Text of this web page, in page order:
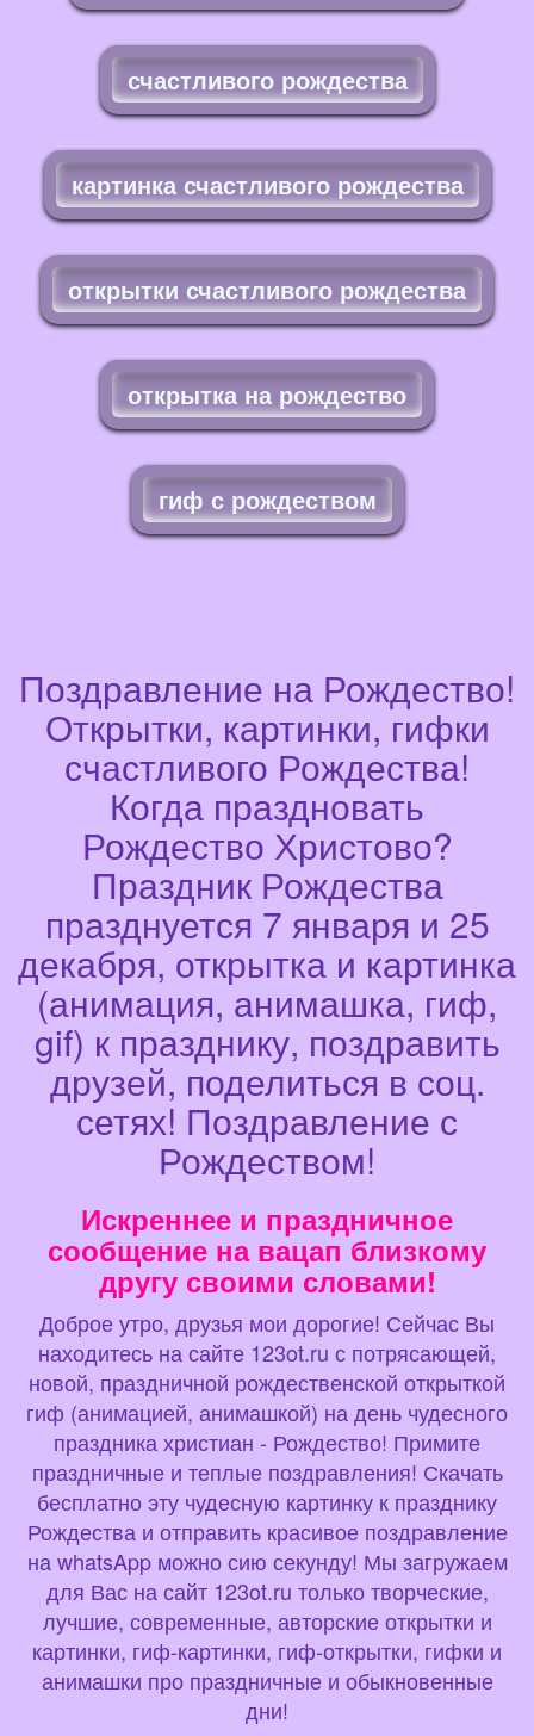
счастливого рождества
картинка счастливого рождества
открытки счастливого рождества
открытка на рождество
гиф с рождеством
Поздравление на Рождество!
Открытки, картинки, гифки
счастливого Рождества!
Когда праздновать
Рождество Христово?
Праздник Рождества
празднуется 7 января и 25
декабря, открытка и картинка
(анимация, анимашка, гиф,
gif) к празднику, поздравить
друзей, поделиться в соц.
сетях! Поздравление с
Рождеством!
Искреннее и праздничное
сообщение на вацап близкому
другу своими словами!
Доброе утро, друзья мои дорогие! Сейчас Вы
находитесь на сайте 123ot.ru с потрясающей,
новой, праздничной рождественской открыткой
гиф (анимацией, анимашкой) на день чудесного
праздника христиан - Рождество! Примите
праздничные и теплые поздравления! Скачать
бесплатно эту чудесную картинку к празднику
Рождества и отправить красивое поздравление
на whatsApp можно сию секунду! Мы загружаем
для Вас на сайт 123ot.ru только творческие,
лучшие, современные, авторские открытки и
картинки, гиф-картинки, гиф-открытки, гифки и
анимашки про праздничные и обыкновенные
дни!